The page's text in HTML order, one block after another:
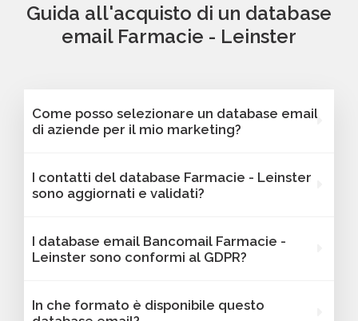
Guida all'acquisto di un database
email Farmacie - Leinster
Come posso selezionare un database email
di aziende per il mio marketing?
nostra piattaforma Bancomail. Troverai
contatti B2B verificati di aziende attive
l'indirizzo email e sono filtrabili per area
geografica, settore, dimensione aziendale e
I contatti del database Farmacie - Leinster
sono aggiornati e validati?
includano email attive e aggiornate. I nostri
database vengono sottoposti a verifiche
aggiornati e conformi alle normative vigenti. I
I database email Bancomail Farmacie -
Leinster sono conformi al GDPR?
pubbliche o autorizzate e gestiti secondo le
In che formato è disponibile questo